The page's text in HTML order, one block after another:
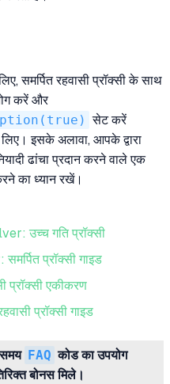
समर्पित रहवासी प्रॉक्सी के साथ
करें और
सेट करें
इसके अलावा, आपके द्वारा
ढांचा प्रदान करने वाले एक
का ध्यान रखें।
उच्च गति प्रॉक्सी
प्रॉक्सी गाइड
एकीकरण
प्रॉक्सी गाइड
FAQ कोड का उपयोग
बोनस मिले।